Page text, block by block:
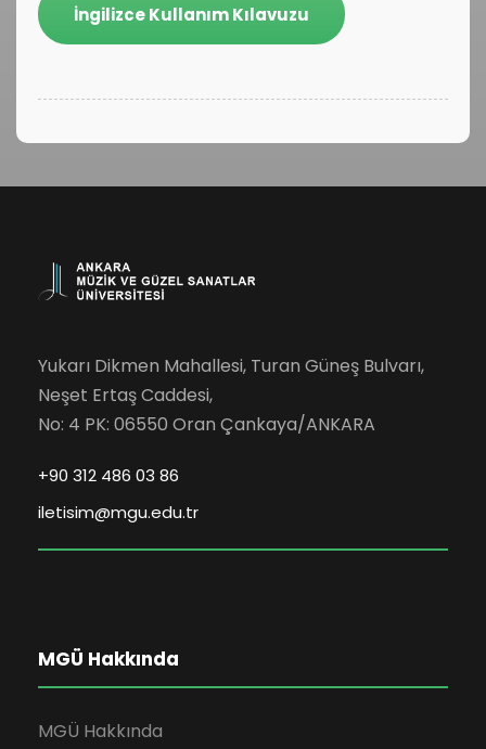
İngilizce Kullanım Kılavuzu
Yukarı Dikmen Mahallesi, Turan Güneş Bulvarı,
Neşet Ertaş Caddesi,
No: 4 PK: 06550 Oran Çankaya/ANKARA
+90 312 486 03 86
iletisim@mgu.edu.tr
MGÜ Hakkında
MGÜ Hakkında